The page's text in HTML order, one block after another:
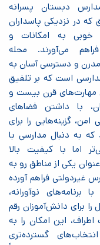
و
محله
به
تلفیق
بیست و
برای
با
بالا
رو به
آورده
رقم
را به